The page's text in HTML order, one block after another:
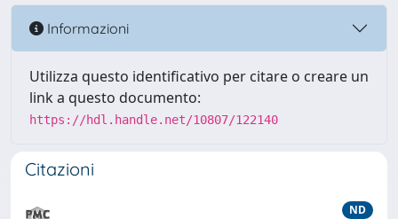
Informazioni
Utilizza questo identificativo per citare o creare un
link a questo documento:
https://hdl.handle.net/10807/122140
Citazioni
ND